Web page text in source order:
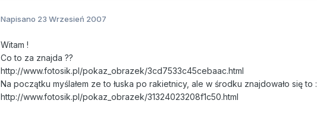
Napisano 23 Wrzesień 2007
Witam !
Co to za znajda ??
http://www.fotosik.pl/pokaz_obrazek/3cd7533c45cebaac.html
Na początku myślałem ze to łuska po rakietnicy, ale w środku znajdowało się to :
http://www.fotosik.pl/pokaz_obrazek/31324023208f1c50.html